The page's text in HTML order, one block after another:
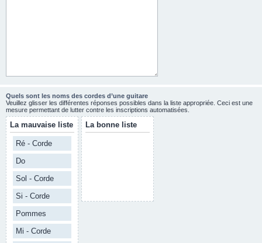
Quels sont les noms des cordes d’une guitare
Veuillez glisser les différentes réponses possibles dans la liste appropriée. Ceci est une
mesure permettant de lutter contre les inscriptions automatisées.
La mauvaise liste
Ré - Corde
Do
Sol - Corde
Si - Corde
Pommes
Mi - Corde
La bonne liste